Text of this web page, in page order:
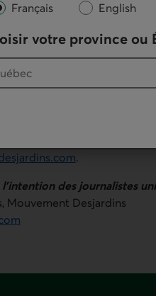
Français English
votre province ou
obligations
est raisonnablement
d’obligations
du Solactive G7
normale, DGGB
du G7, soit l'Allemagne, le
additionnelle sur
.
l’intention des journalistes
Mouvement Desjardins